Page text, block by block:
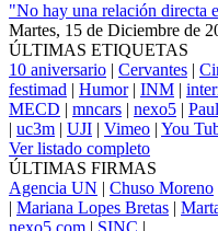
"No hay una relación directa
Martes, 15 de Diciembre de
ÚLTIMAS ETIQUETAS
10 aniversario | Cervantes |
festimad | Humor| INM |
MECD | mncars | nexo5 |
| uc3m | UJI | Vimeo | You
Ver listado completo
ÚLTIMAS FIRMAS
Agencia UN | Chuso Moreno
| Mariana Lopes Bretas |
nexo5.com | SINC |